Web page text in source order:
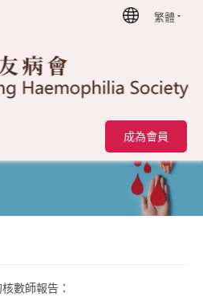
繁體
成為會員
數師報告：